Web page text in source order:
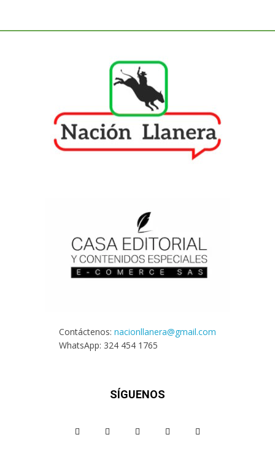
Contáctenos: nacionllanera@gmail.com
WhatsApp: 324 454 1765
SÍGUENOS